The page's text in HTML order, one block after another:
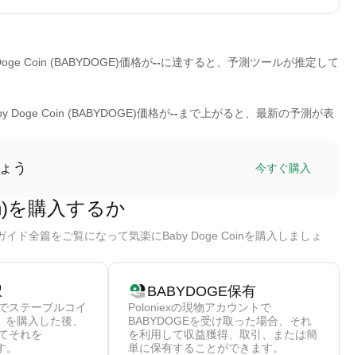
Coin (BABYDOGE)価格が--に達すると、予測ツールが推定して
Doge Coin (BABYDOGE)価格が-- まで上がると、最新の予測が表
う 今すぐ購入
を購入するか
イド全篇をご覧になって気楽にBaby Doge Coinを購入しましょ
ステーブルコイ
購入した後、
それを
BABYDOGE保有
Poloniexの現物アカウントで
BABYDOGEを受け取った場合、それ
を利用して収益獲得、取引、または簡
単に保有することができます。